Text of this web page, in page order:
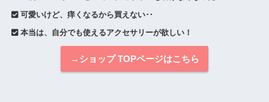
可愛いけど、痒くなるから買えない‥
本当は、自分でも使えるアクセサリーが欲しい！
→ショップ TOPページはこちら